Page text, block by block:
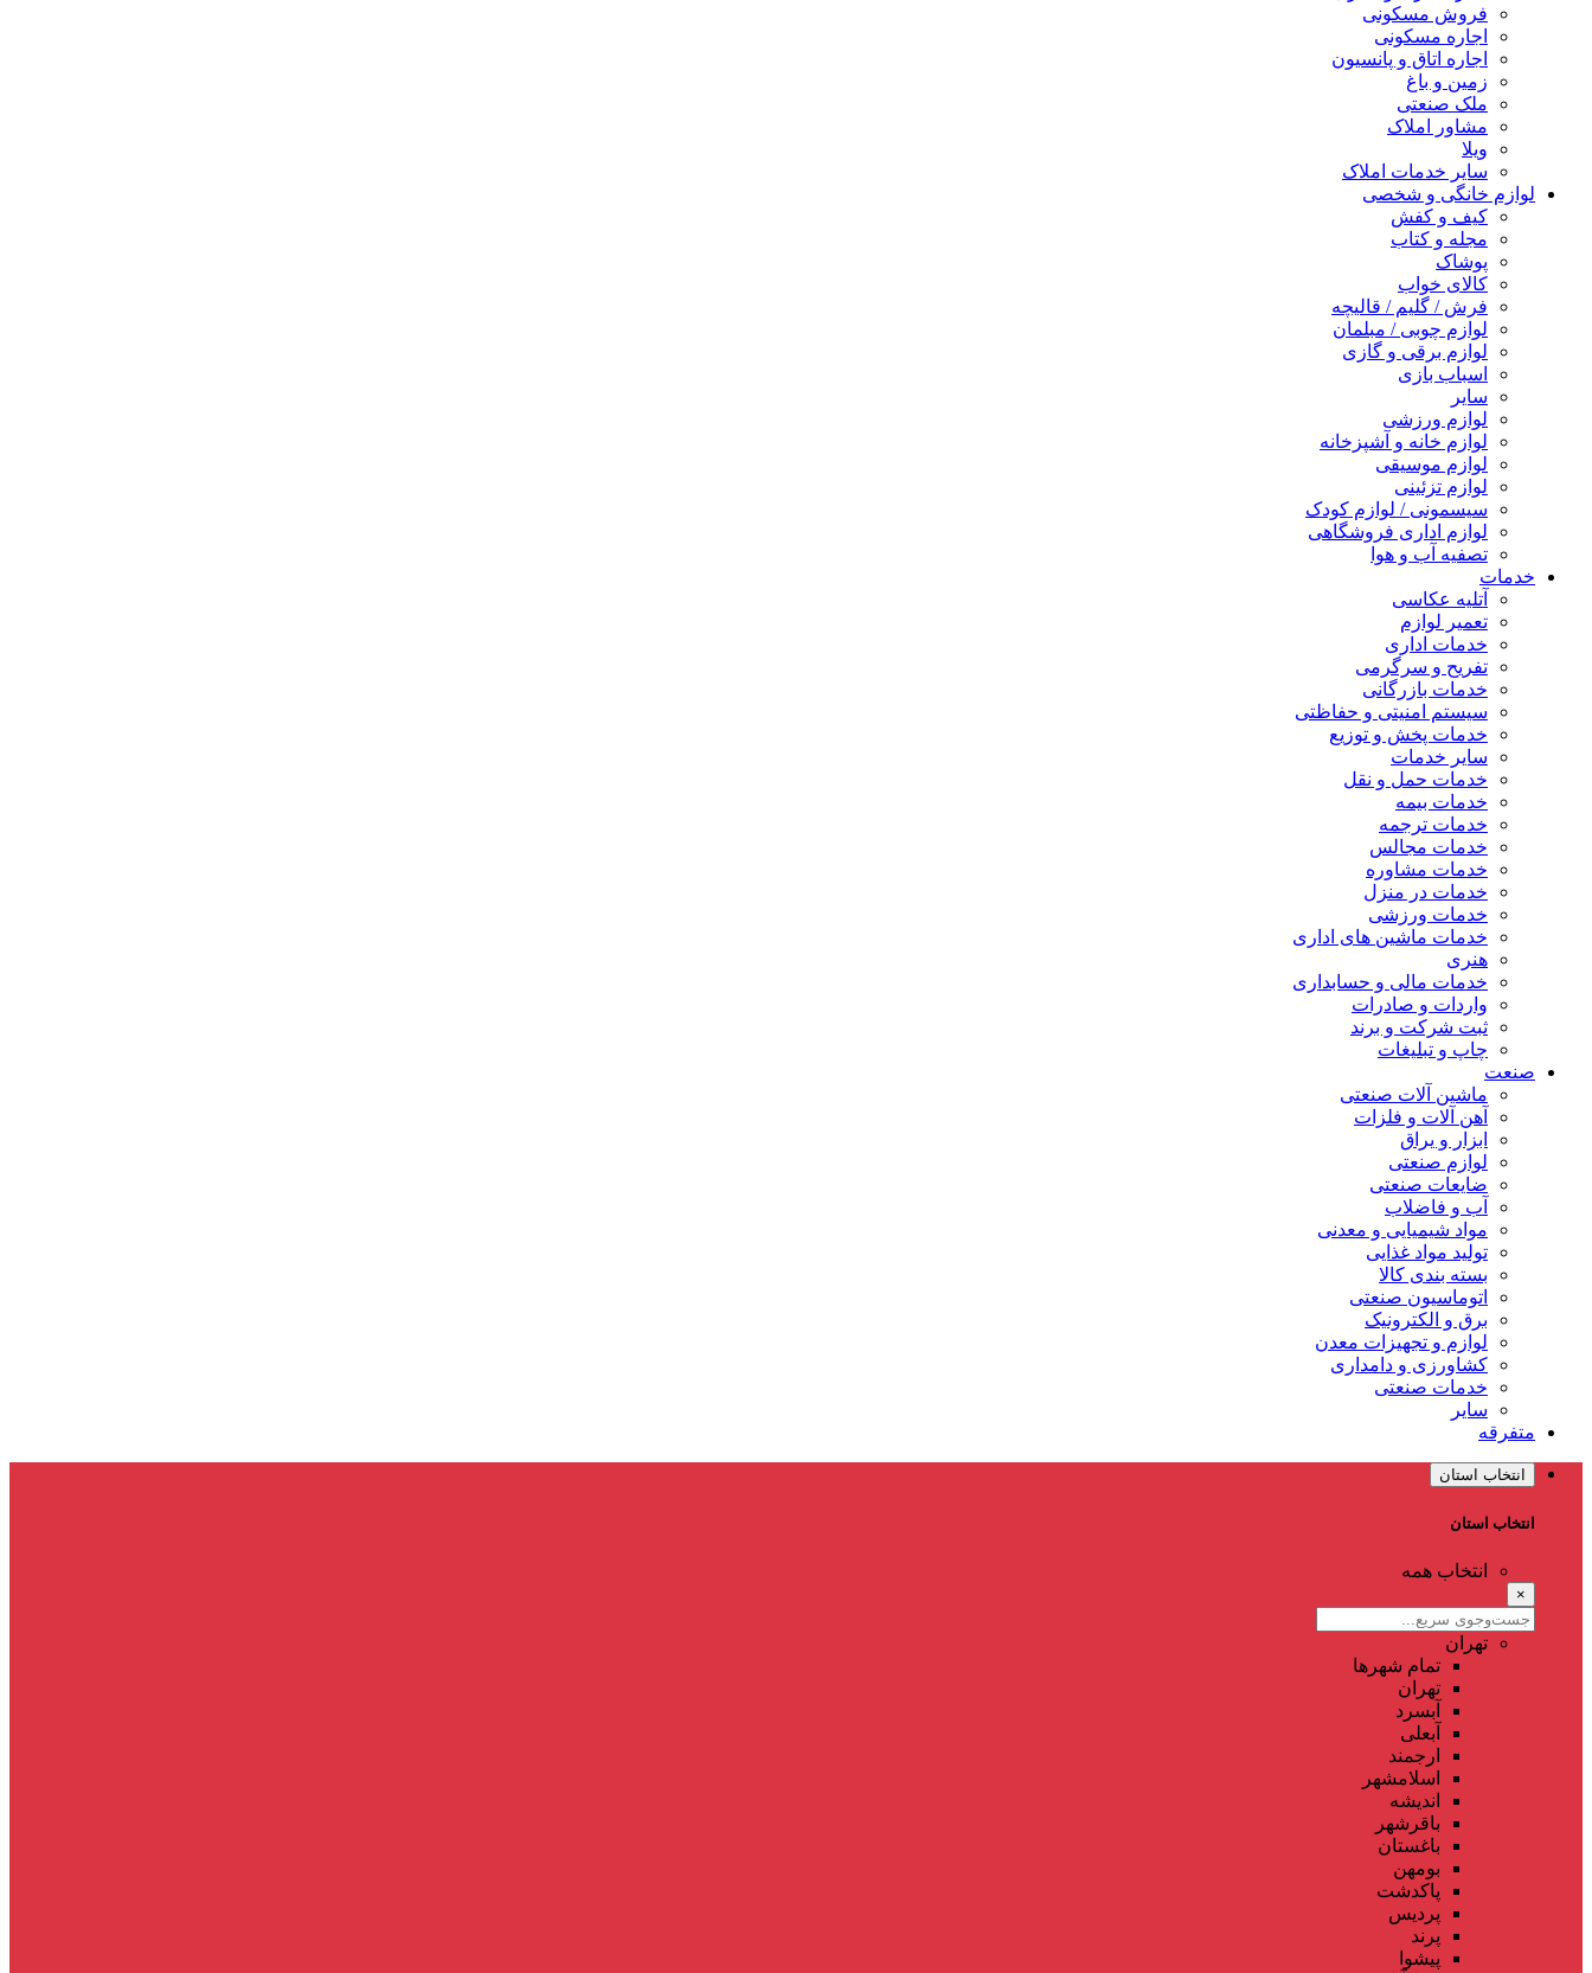
فروش مسکونی
اجاره مسکونی
اجاره اتاق و پانسیون
زمین و باغ
ملک صنعتی
مشاور املاک
ویلا
سایر خدمات املاک
لوازم خانگی و شخصی
کیف و کفش
مجله و کتاب
پوشاک
کالای خواب
فرش / گلیم / قالیچه
لوازم چوبی / مبلمان
لوازم برقی و گازی
اسباب بازی
سایر
لوازم ورزشی
لوازم خانه و آشپزخانه
لوازم موسیقی
لوازم تزئینی
سیسمونی / لوازم کودک
لوازم اداری فروشگاهی
تصفیه آب و هوا
خدمات
آتلیه عکاسی
تعمیر لوازم
خدمات اداری
تفریح و سرگرمی
خدمات بازرگانی
سیستم امنیتی و حفاظتی
خدمات پخش و توزیع
سایر خدمات
خدمات حمل و نقل
خدمات بیمه
خدمات ترجمه
خدمات مجالس
خدمات مشاوره
خدمات در منزل
خدمات ورزشی
خدمات ماشین های اداری
هنری
خدمات مالی و حسابداری
واردات و صادرات
ثبت شرکت و برند
چاپ و تبلیغات
صنعت
ماشین آلات صنعتی
آهن آلات و فلزات
ابزار و یراق
لوازم صنعتی
ضایعات صنعتی
آب و فاضلاب
مواد شیمیایی و معدنی
تولید مواد غذایی
بسته بندی کالا
اتوماسیون صنعتی
برق و الکترونیک
لوازم و تجهیزات معدن
کشاورزی و دامداری
خدمات صنعتی
سایر
متفرقه
انتخاب استان
انتخاب استان
انتخاب همه
×
تهران
تمام شهر‌ها
تهران
آبسرد
آبعلی
ارجمند
اسلامشهر
اندیشه
باقرشهر
باغستان
بومهن
پاکدشت
پردیس
پرند
پیشوا